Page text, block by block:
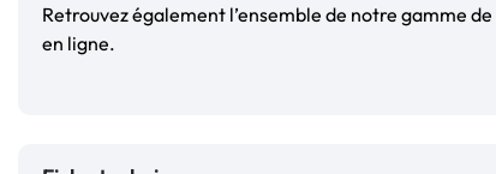
Retrouvez également l’ensemble de notre gamme de
en ligne.